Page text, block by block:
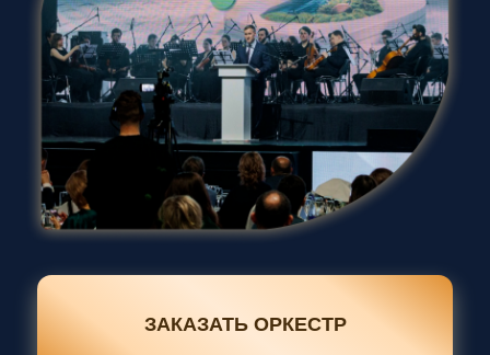
ЗАКАЗАТЬ ОРКЕСТР